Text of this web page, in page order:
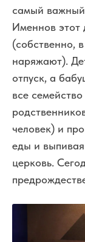
самый важный
Именнов этот
(собственно,
наряжают).
отпуск, а
все
человек) и
еды и
церковь.